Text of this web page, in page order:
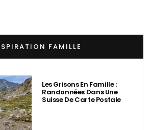
FAMILLE
Les Grisons En Famille :
Randonnées Dans Une
Suisse De Carte Postale